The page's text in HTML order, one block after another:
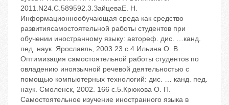
‬2011.‬N24.‬С.589‬592.3.ЗайцеваЕ. Н.
Информационнообучающая среда как средство
развитиясамостоятельной работы студентов при
обучении иностранному языку: автореф. дис. …канд.
пед. наук. ‬Ярославль, 2003.‬23 с.4.Ильина О. В.
Оптимизация самостоятельной работы студентов по
овладению иноязычной речевой деятельностью с
помощью компьютерных технологий: дис. … канд. пед.
наук. ‬Смоленск, 2002. ‬166 с.5.Крюкова О. П.
Самостоятельное изучение иностранного языка в